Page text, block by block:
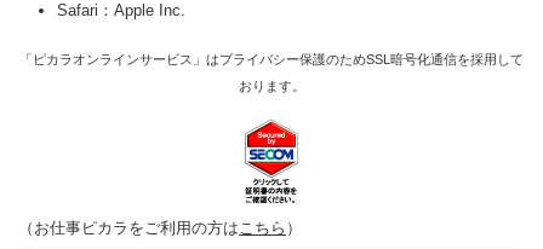
Safari：Apple Inc.
「ピカラオンラインサービス」はプライバシー保護のためSSL暗号化通信を採用して
おります。
（お仕事ピカラをご利用の方はこちら ）